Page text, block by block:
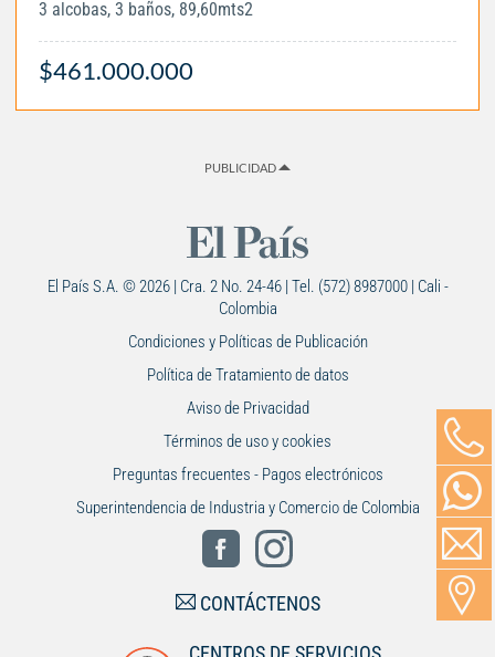
3 alcobas, 3 baños, 89,60mts2
$461.000.000
PUBLICIDAD
El País S.A. © 2026 | Cra. 2 No. 24-46 | Tel. (572) 8987000 | Cali -
Colombia
Condiciones y Políticas de Publicación
Política de Tratamiento de datos
Aviso de Privacidad
Términos de uso y cookies
Preguntas frecuentes - Pagos electrónicos
Superintendencia de Industria y Comercio de Colombia
CONTÁCTENOS